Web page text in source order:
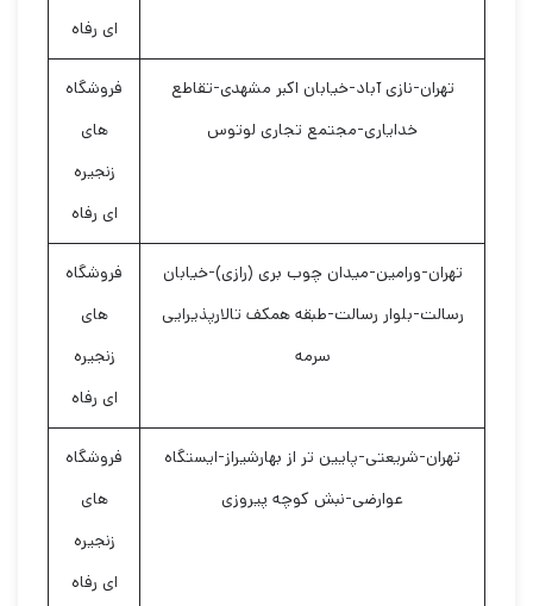
ای رفاه
تهران-نازی آباد-خیابان اکبر مشهدی-تقاطع
خدایاری-مجتمع تجاری لوتوس
فروشگاه
های
زنجیره
ای رفاه
تهران-ورامین-میدان چوب بری (رازی)-خیابان
رسالت-بلوار رسالت-طبقه همکف تالارپذیرایی
سرمه
فروشگاه
های
زنجیره
ای رفاه
تهران-شریعتی-پایین تر از بهارشیراز-ایستگاه
عوارضی-نبش کوچه پیروزی
فروشگاه
های
زنجیره
ای رفاه